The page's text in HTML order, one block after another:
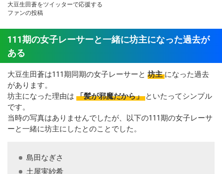
大豆生田蒼をツイッターで応援する
ファンの投稿
111期の女子レーサーと一緒に坊主になった過去が
ある
大豆生田蒼は111期同期の女子レーサーと坊主になった過去
があります。
坊主になった理由は 「髪が邪魔だから」といたってシンプル
です。
当時の写真はありませんでしたが、以下の111期の女子レーサ
ーと一緒に坊主にしたとのことでした。
島田なぎさ
土屋実紗希